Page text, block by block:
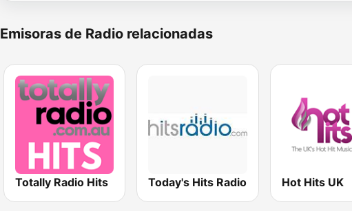
Emisoras de Radio relacionadas
Totally Radio Hits Today's Hits Radio Hot Hits UK